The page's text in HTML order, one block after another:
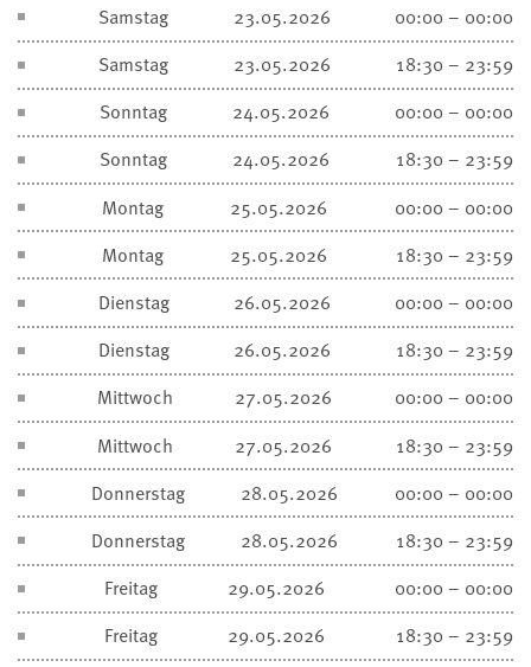
Samstag
23.05.2026
00:00 – 00:00
Samstag
23.05.2026
18:30 – 23:59
Sonntag
24.05.2026
00:00 – 00:00
Sonntag
24.05.2026
18:30 – 23:59
Montag
25.05.2026
00:00 – 00:00
Montag
25.05.2026
18:30 – 23:59
Dienstag
26.05.2026
00:00 – 00:00
Dienstag
26.05.2026
18:30 – 23:59
Mittwoch
27.05.2026
00:00 – 00:00
Mittwoch
27.05.2026
18:30 – 23:59
Donnerstag
28.05.2026
00:00 – 00:00
Donnerstag
28.05.2026
18:30 – 23:59
Freitag
29.05.2026
00:00 – 00:00
Freitag
29.05.2026
18:30 – 23:59